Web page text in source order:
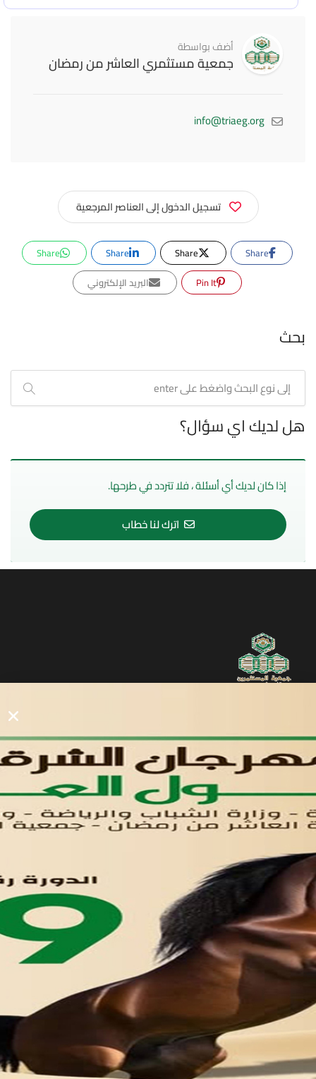
أضف بواسطة
جمعية مستثمري العاشر من رمضان
info@triaeg.org
تسجيل الدخول إلى العناصر المرجعية
Share
Share
Share
Share
Pin It
البريد الإلكتروني
بحث
هل لديك اي سؤال؟
إذا كان لديك أي أسئلة ، فلا تتردد في طرحها.
اترك لنا خطاب
في مدينة العاشر من رمضان
روابط مفيدة
القوائم
لوحه التحكم
اتصل بنا
تواصل معنا
مدينة العاشر من رمضان
01221020029
055-4494429
055-4494406
info.triaeg@yahoo.com
info@triaeg-guide.com